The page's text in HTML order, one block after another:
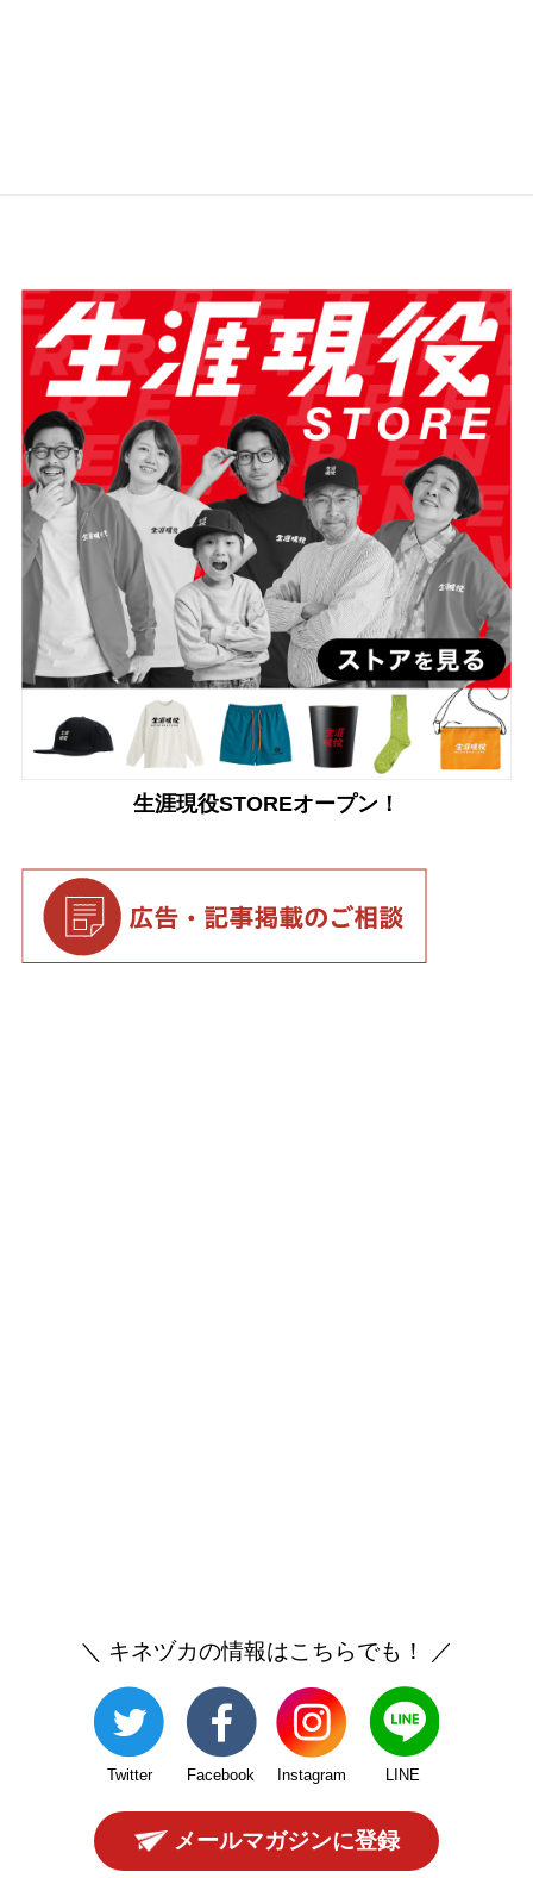
生涯現役STOREオープン！
＼ キネヅカの情報はこちらでも！ ／
Twitter Facebook Instagram LINE
メールマガジンに登録